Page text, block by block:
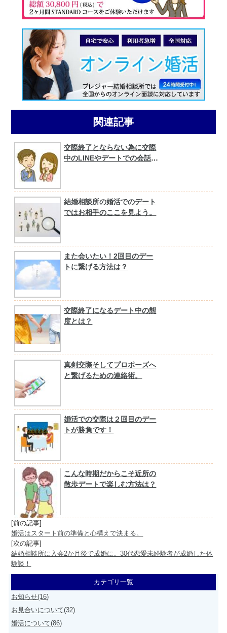
関連記事
交際終了とならない為に交際
中のLINEやデートでの会話に
結婚相談所の婚活でのデート
ではお相手のここを見よう。
また会いたい！2回目のデー
トに繋げる方法は？
交際終了になるデート中の態
度とは？
真剣交際そしてプロポーズへ
と繋げるための連絡術。
婚活での交際は２回目のデー
トが勝負です！
こんな時期だからこそ近所の
散歩デートで楽しむ方法は？
[前の記事]
婚活はスタート前の準備と心構えで決まる。
[次の記事]
結婚相談所に入会2か月後で成婚に。30代恋愛未経験者が成婚した体
験談！
カテゴリ一覧
お知らせ(16)
お見合いについて(32)
婚活について(86)